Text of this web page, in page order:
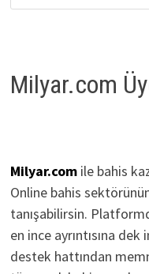
Milyar.com
Milyar.comile bahis
Online bahis
tanışabilirsin.
en ince ayrıntısına
destek hattından